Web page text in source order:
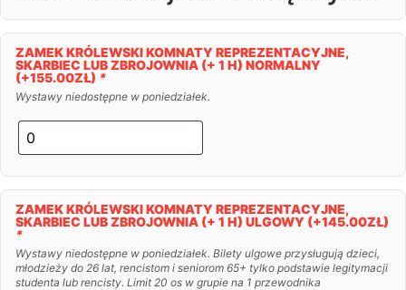
ZAMEK KRÓLEWSKI KOMNATY REPREZENTACYJNE,
SKARBIEC LUB ZBROJOWNIA (+ 1 H) NORMALNY
(+155.00ZŁ) *
Wystawy niedostępne w poniedziałek.
ZAMEK KRÓLEWSKI KOMNATY REPREZENTACYJNE,
SKARBIEC LUB ZBROJOWNIA (+ 1 H) ULGOWY (+145.00ZŁ)
*
Wystawy niedostępne w poniedziałek. Bilety ulgowe przysługują dzieci,
młodzieży do 26 lat, rencistom i seniorom 65+ tylko podstawie legitymacji
studenta lub rencisty. Limit 20 os w grupie na 1 przewodnika